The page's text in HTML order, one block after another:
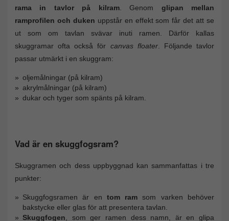
rama in tavlor på kilram. Genom glipan mellan
ramprofilen och duken uppstår en effekt som får det att se
ut som om tavlan svävar inuti ramen. Därför kallas
skuggramar ofta också för canvas floater. Följande tavlor
passar utmärkt i en skuggram:
oljemålningar (på kilram)
akrylmålningar (på kilram)
dukar och tyger som spänts på kilram.
Vad är en skuggfogsram?
Skuggramen och dess uppbyggnad kan sammanfattas i tre
punkter:
Skuggfogsramen är en tom ram som varken behöver
bakstycke eller glas för att presentera tavlan.
Skuggfogen, som ger ramen dess namn, är en glipa